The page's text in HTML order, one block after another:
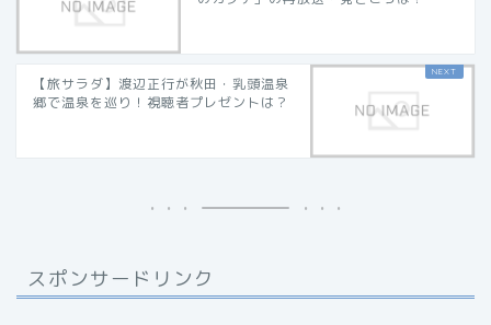
【旅サラダ】渡辺正行が秋田・乳頭温泉
郷で温泉を巡り！視聴者プレゼントは？
スポンサードリンク